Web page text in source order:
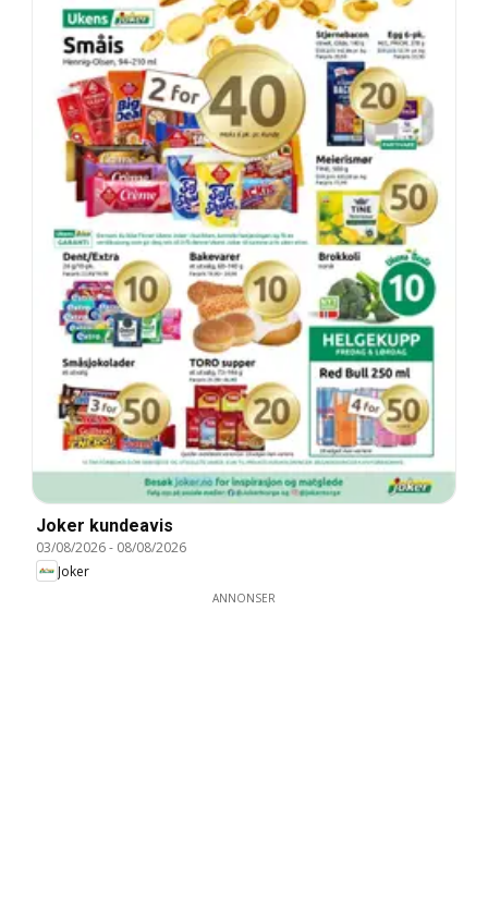
Joker kundeavis
03/08/2026- 08/08/2026
Joker
ANNONSER